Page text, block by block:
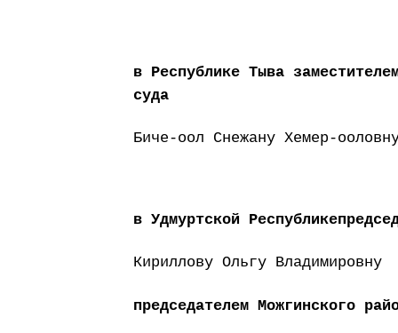
в Республике Тыва
суда
Биче-оол Снежану Хемер-
в Удмуртской
Кириллову Ольгу Владимировну
председателем Можгинского